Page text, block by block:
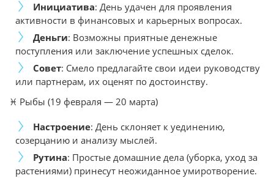
Инициатива: День удачен для проявления
активности в финансовых и карьерных вопросах.
Деньги: Возможны приятные денежные
поступления или заключение успешных сделок.
Совет: Смело предлагайте свои идеи руководству
или партнерам, их оценят по достоинству.
♓ Рыбы (19 февраля — 20 марта)
Настроение: День склоняет к уединению,
созерцанию и анализу мыслей.
Рутина: Простые домашние дела (уборка, уход за
растениями) принесут неожиданное умиротворение.